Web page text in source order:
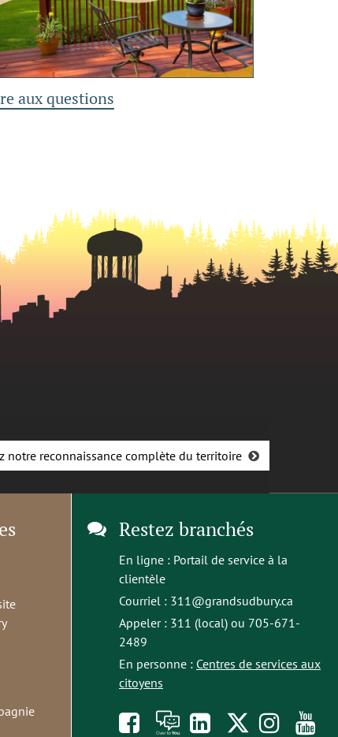
aux questions
notre reconnaissance complète du territoire
Restez branchés
En ligne : Portail de service à la
clientèle
Courriel : 311@grandsudbury.ca
Appeler : 311 (local) ou 705-671-
2489
En personne : Centres de services aux
citoyens
Like À opensFollow